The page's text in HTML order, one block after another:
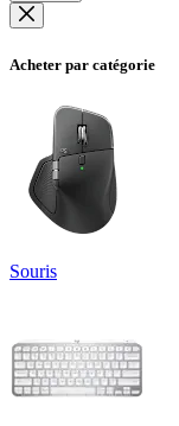
Acheter par catégorie
Souris